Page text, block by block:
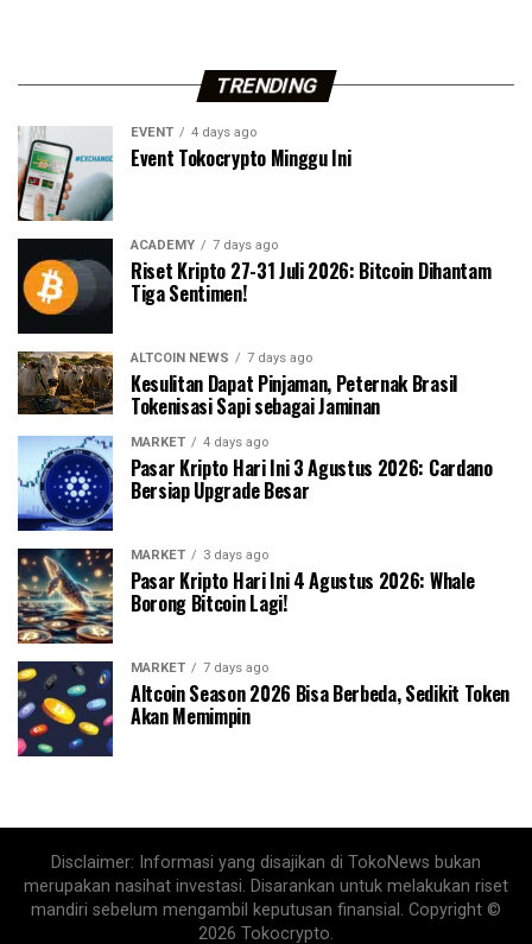
TRENDING
EVENT 4 days ago
Event Tokocrypto Minggu Ini
ACADEMY 7 days ago
Riset Kripto 27-31 Juli 2026: Bitcoin Dihantam
Tiga Sentimen!
ALTCOIN NEWS 7 days ago
Kesulitan Dapat Pinjaman, Peternak Brasil
Tokenisasi Sapi sebagai Jaminan
MARKET 4 days ago
Pasar Kripto Hari Ini 3 Agustus 2026: Cardano
Bersiap Upgrade Besar
MARKET 3 days ago
Pasar Kripto Hari Ini 4 Agustus 2026: Whale
Borong Bitcoin Lagi!
MARKET 7 days ago
Altcoin Season 2026 Bisa Berbeda, Sedikit Token
Akan Memimpin
Disclaimer: Informasi yang disajikan di TokoNews bukan
merupakan nasihat investasi. Disarankan untuk melakukan riset
mandiri sebelum mengambil keputusan finansial. Copyright ©
2026 Tokocrypto.